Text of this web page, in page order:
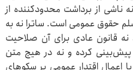
ناشی از برداشت محدودکننده از
حقوق عمومی است. ساترا نه به
قانون عادی برای آن صلاحیت
کرده‌ و نه در هیچ متن
اعمال اقتدار عمومی بر سکوهای